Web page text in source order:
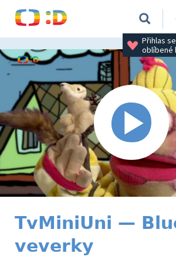
Přihlas
oblíbené
TvMiniUni —
veverky